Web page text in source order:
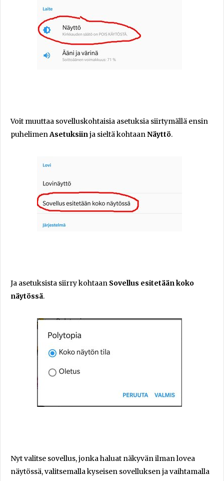
Voit muuttaa sovelluskohtaisia asetuksia siirtymällä ensin
puhelimenAsetuksiinja sieltä kohtaanNäyttö.
Ja asetuksista siirry kohtaan Sovellus esitetään koko
näytössä.
Nyt valitse sovellus, jonka haluat näkyvän ilman lovea
näytössä, valitsemalla kyseisen sovelluksen ja vaihtamalla